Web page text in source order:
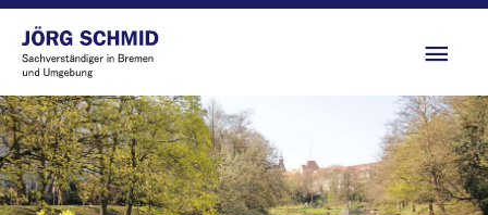
Zum
Inhalt
springen